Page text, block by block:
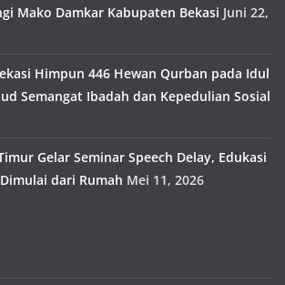
Mako Damkar Kabupaten Bekasi Juni 22,
Himpun 446 Hewan Qurban pada Idul
Semangat Ibadah dan Kepedulian Sosial
Gelar Seminar Speech Delay, Edukasi
dari Rumah Mei 11, 2026